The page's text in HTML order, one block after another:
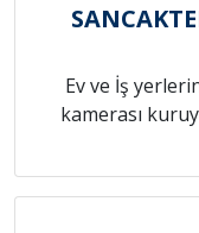
Ev ve İş
kamerası